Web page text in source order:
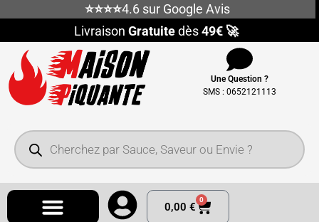
⭐⭐⭐⭐4.6 sur Google Avis
Livraison Gratuitedès49€ 🚀
Une Question ?
SMS : 0652121113
0,00 €
0